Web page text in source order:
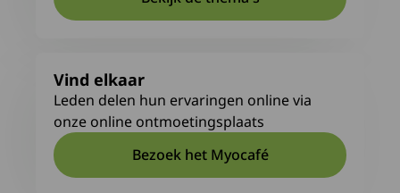
Vind elkaar
Leden delen hun ervaringen online via
onze online ontmoetingsplaats
Bezoek het Myocafé
Deze link leidt naar een